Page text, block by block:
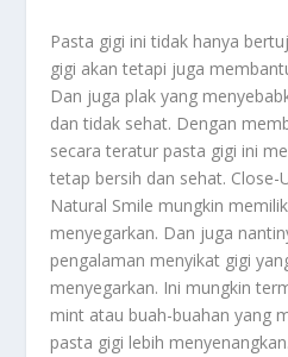
Pasta gigi ini tidak hanya
gigi akan tetapi juga
Dan juga plak yang
dan tidak sehat. Dengan
secara teratur pasta gigi ini
tetap bersih dan sehat. Close-
Natural Smile mungkin
menyegarkan. Dan juga
pengalaman menyikat gigi
menyegarkan. Ini mungkin
mint atau buah-buahan yang
pasta gigi lebih